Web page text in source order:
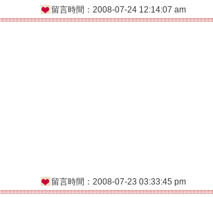
留言時間：2008-07-24 12:14:07 am
留言時間：2008-07-23 03:33:45 pm